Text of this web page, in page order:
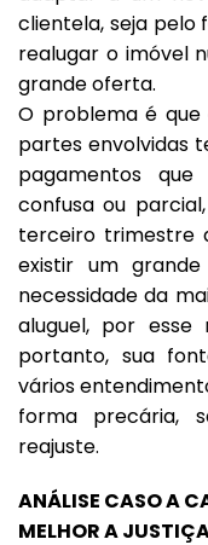
clientela, seja pelo
realugar o imóvel
grande oferta.
O problema é que
partes envolvidas
pagamentos
confusa ou
terceiro trimestre
existir um
necessidade da
aluguel, por esse
portanto, sua
vários
forma precária,
reajuste.
ANÁLISE CASO A
MELHOR A